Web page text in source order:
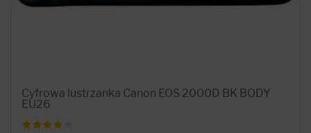
Cyfrowa lustrzanka Canon EOS 2000D BK BODY
EU26